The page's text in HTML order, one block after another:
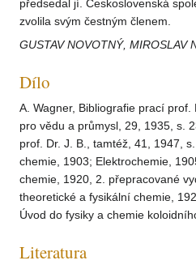
předsedal jí. Československá
zvolila svým čestným členem.
GUSTAV NOVOTNÝ, MIROSLAV
Dílo
A. Wagner, Bibliografie prací prof.
pro vědu a průmysl, 29, 1935, s.
prof. Dr. J. B., tamtéž, 41, 1947,
chemie, 1903; Elektrochemie,
chemie, 1920, 2. přepracované
theoretické a fysikální chemie,
Úvod do fysiky a chemie
Literatura